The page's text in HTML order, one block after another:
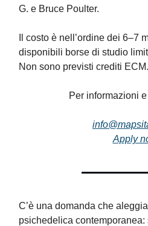
G. e Bruce Poulter.
Il costo è nell’ordine dei 6–7
disponibili borse di studio
Non sono previsti crediti ECM.
Per informazioni
Apply
C’è una domanda che
psichedelica